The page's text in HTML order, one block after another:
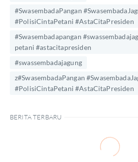
#SwasembadaPangan
#PolisiCintaPetani #AstaCitaPresiden
#Swasembadapangan
petani #astacitapresiden
#swassembadajagung
z#SwasembadaPangan
#PolisiCintaPetani #AstaCitaPresiden
BERITA TERBARU